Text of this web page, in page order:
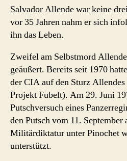
Salvador Allende war keine
vor 35 Jahren nahm er sich
ihn das Leben.
Zweifel am Selbstmord
geäußert. Bereits seit 1970
der CIA auf den Sturz
Projekt Fubelt). Am 29. Juni
Putschversuch eines
den Putsch vom 11. September
Militärdiktatur unter Pinochet
unterstützt.